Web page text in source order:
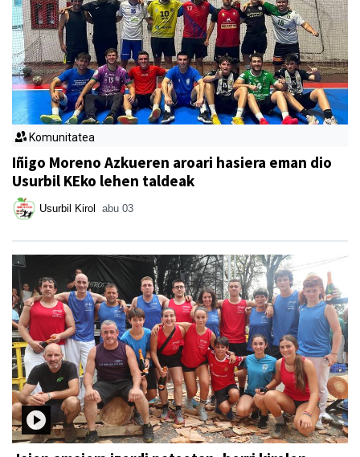
Komunitatea
Iñigo Moreno Azkueren aroari hasiera eman dio
Usurbil KEko lehen taldeak
Usurbil Kirol abu 03